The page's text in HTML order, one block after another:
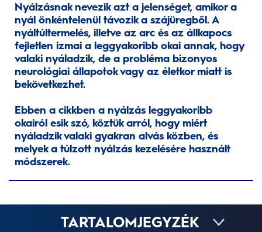
Nyálzásnak nevezik azt a jelenséget, amikor a
nyál önkéntelenül távozik a szájüregből. A
nyáltúltermelés, illetve az arc és az állkapocs
fejletlen izmai a leggyakoribb okai annak, hogy
valaki nyáladzik, de a probléma bizonyos
neurológiai állapotok vagy az életkor miatt is
bekövetkezhet.
Ebben a cikkben a nyálzás leggyakoribb
okairól esik szó, köztük arról, hogy miért
nyáladzik valaki gyakran alvás közben, és
melyek a túlzott nyálzás kezelésére használt
módszerek.
TARTALOMJEGYZÉK